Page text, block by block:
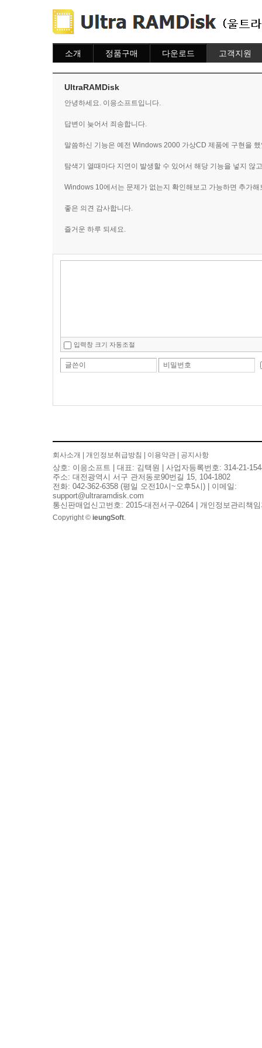
소개 정품구매
이용안내
다운로드 고객지원
UltraRAMDisk
안녕하세요. 이응소프트입니다.
답변이 늦어서 죄송합니다.
말씀하신 기능은 예전 Windows 2000 가상CD 제품에 구현을
탐색기 열때마다 지연이 발생할 수 있어서 해당 기능을 넣지 않
Windows 10에서는 문제가 없는지 확인해보고 가능하면 추가해
좋은 의견 감사합니다.
즐거운 하루 되세요.
입력창 크기 자동조절
글쓴이 비밀번호
회사소개 개인정보취급방침 이용약관 공지사항
상호: 이응소프트 | 대표: 김택원 | 사업자등록번호: 314-21-
주소: 대전광역시 서구 관저동로90번길 15, 104-1802
전화: 042-362-6358 (평일 오전10시~오후5시) | 이메일:
support@ultraramdisk.com
통신판매업신고번호: 2015-대전서구-0264 | 개인정보관리책
Copyright © ieungSoft.